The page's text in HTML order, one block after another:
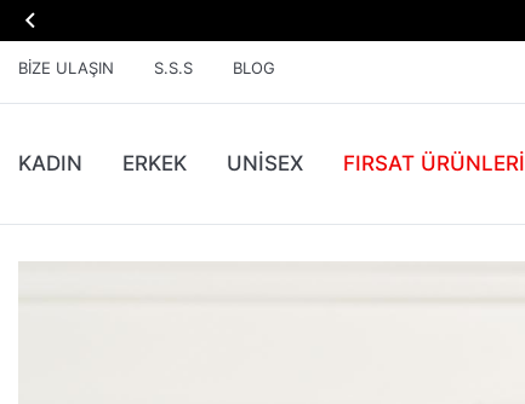

BIZE ULAŞIN S.S.S BLOG
KADIN ERKEK UNİSEX FIRSAT ÜRÜNLERI